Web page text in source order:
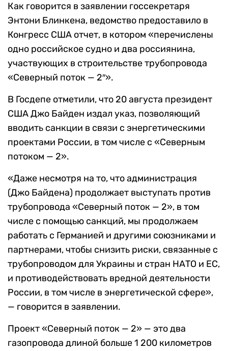
Как говорится в заявлении госсекретаря
Энтони Блинкена, ведомство предоставило в
Конгресс США отчет, в котором «перечислены
одно российское судно и два россиянина,
участвующих в строительстве трубопровода
«Северный поток — 2″».
В Госдепе отметили, что 20 августа президент
США Джо Байден издал указ, позволяющий
вводить санкции в связи с энергетическими
проектами России, в том числе с «Северным
потоком — 2».
«Даже несмотря на то, что администрация
(Джо Байдена) продолжает выступать против
трубопровода «Северный поток — 2», в том
числе с помощью санкций, мы продолжаем
работать с Германией и другими союзниками и
партнерами, чтобы снизить риски, связанные с
трубопроводом для Украины и стран НАТО и ЕС,
и противодействовать вредной деятельности
России, в том числе в энергетической сфере»,
— говорится в заявлении.
Проект «Северный поток — 2» — это два
газопровода длиной больше 1 200 километров